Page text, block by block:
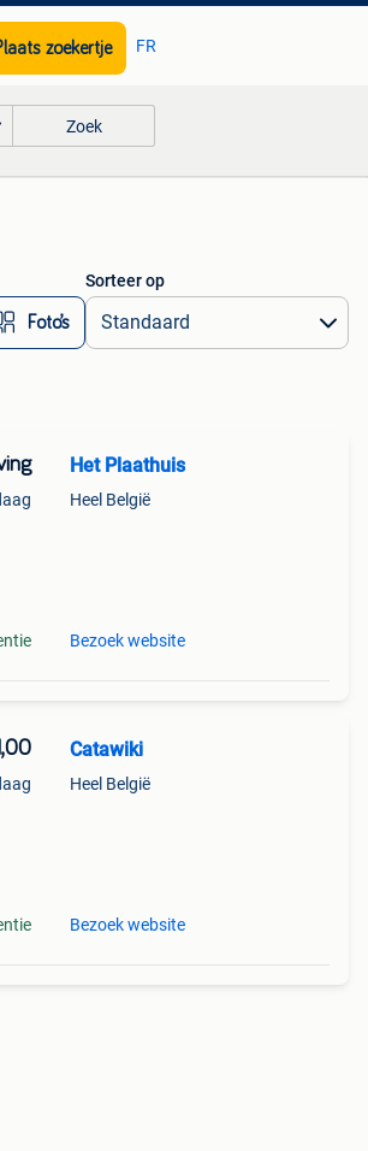
zoekertje FR
Zoek
Foto’s
Sorteer op
Het Plaathuis
Heel België
Bezoek website
Catawiki
Heel België
Bezoek website